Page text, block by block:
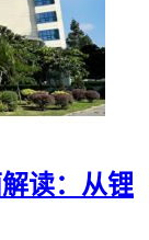
读：从锂